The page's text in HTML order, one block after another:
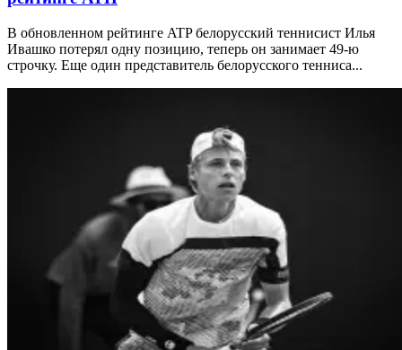
В обновленном рейтинге ATP белорусский теннисист Илья
Ивашко потерял одну позицию, теперь он занимает 49-ю
строчку. Еще один представитель белорусского тенниса...